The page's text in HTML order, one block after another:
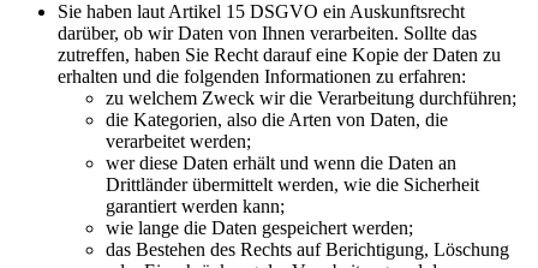
Sie haben laut Artikel 15 DSGVO ein Auskunftsrecht
darüber, ob wir Daten von Ihnen verarbeiten. Sollte das
zutreffen, haben Sie Recht darauf eine Kopie der Daten zu
erhalten und die folgenden Informationen zu erfahren:
zu welchem Zweck wir die Verarbeitung durchführen;
die Kategorien, also die Arten von Daten, die
verarbeitet werden;
wer diese Daten erhält und wenn die Daten an
Drittländer übermittelt werden, wie die Sicherheit
garantiert werden kann;
wie lange die Daten gespeichert werden;
das Bestehen des Rechts auf Berichtigung, Löschung